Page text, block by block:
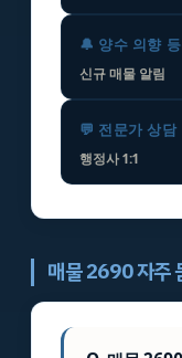
🔔 양수 의향
신규 매물 알림
💬 전문가 상담
행정사 1:1
매물 2690 자주